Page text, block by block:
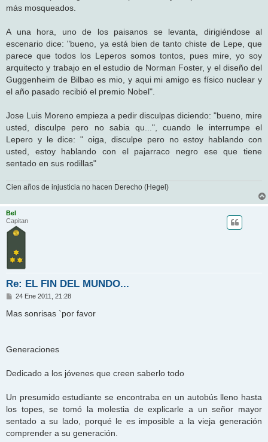
más mosqueados.
A una hora, uno de los paisanos se levanta, dirigiéndose al
escenario dice: "bueno, ya está bien de tanto chiste de Lepe, que
parece que todos los Leperos somos tontos, pues mire, yo soy
arquitecto y trabajo en el estudio de Norman Foster, y el diseño del
Guggenheim de Bilbao es mio, y aqui mi amigo es físico nuclear y
el año pasado recibió el premio Nobel".
Jose Luis Moreno empieza a pedir disculpas diciendo: "bueno, mire
usted, disculpe pero no sabia qu...", cuando le interrumpe el
Lepero y le dice: " oiga, disculpe pero no estoy hablando con
usted, estoy hablando con el pajarraco negro ese que tiene
sentado en sus rodillas"
Cien años de injusticia no hacen Derecho (Hegel)
Bel
Capitan
Re: EL FIN DEL MUNDO...
M
n
s
24 Ene 2011, 21:28
Mas sonrisas `por favor
Generaciones
Dedicado a los jóvenes que creen saberlo todo
Un presumido estudiante se encontraba en un autobús lleno hasta
los topes, se tomó la molestia de explicarle a un señor mayor
sentado a su lado, porqué le es imposible a la vieja generación
comprender a su generación.